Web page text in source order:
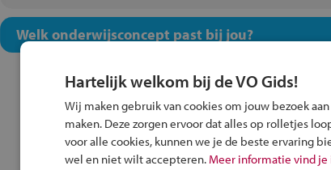
Welk onderwijsconcept past bij jou?
Hartelijk welkom bij de VO Gids!
Wij maken gebruik van cookies om jouw bezoek
maken. Deze zorgen ervoor dat alles op rolletjes
voor alle cookies, kunnen we je de beste ervaring
wel en niet wilt accepteren. Meer informatie vind